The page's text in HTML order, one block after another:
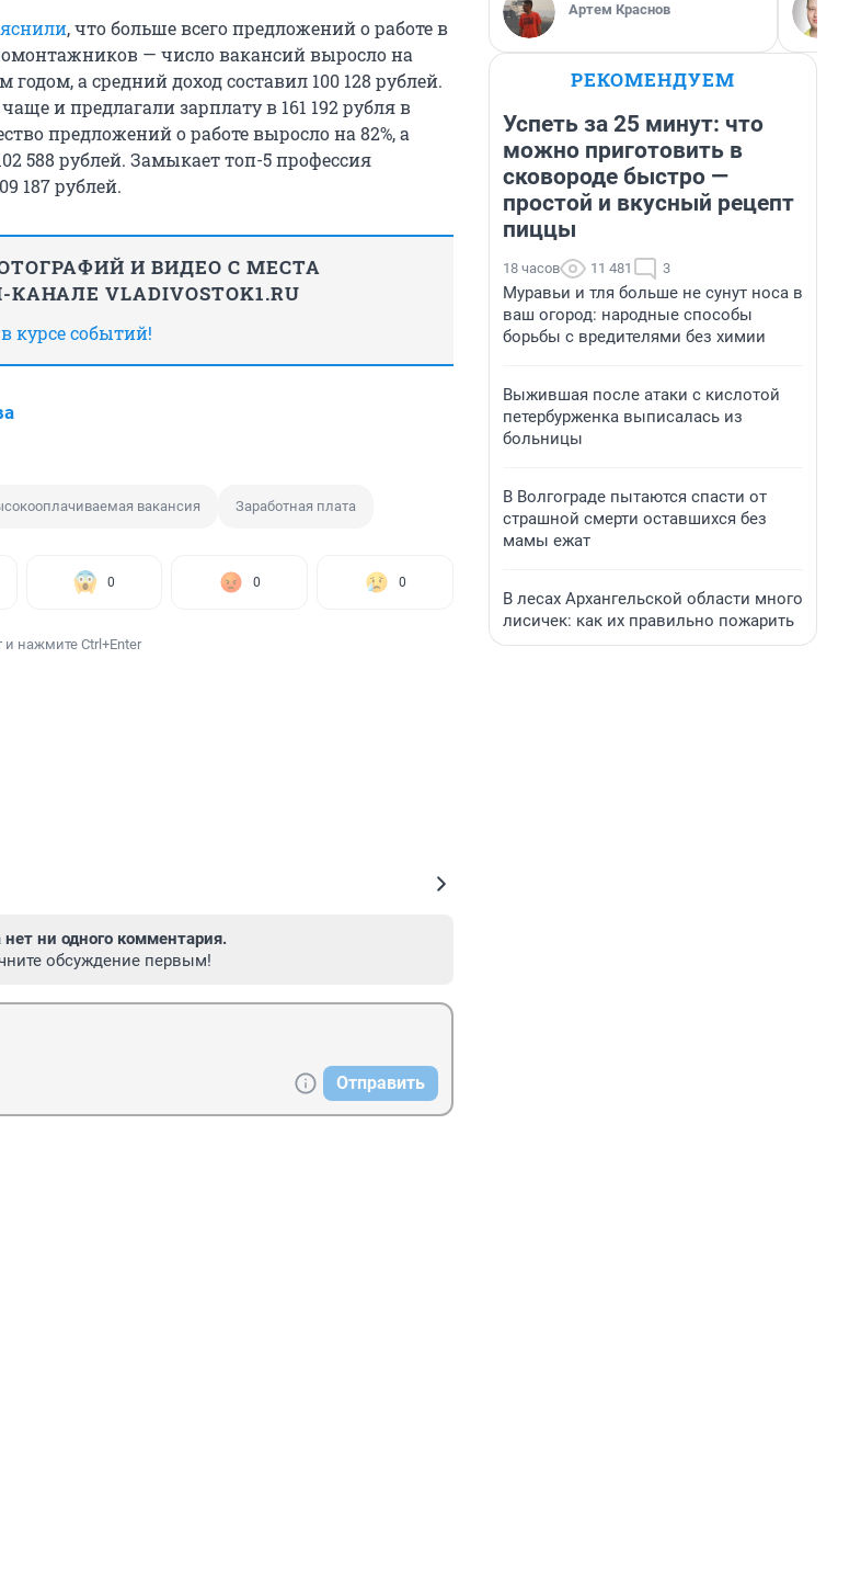
, что больше всего предложений о работе в
— число вакансий выросло на
а средний доход составил 100 128 рублей.
и предлагали зарплату в 161 192 рубля в
предложений о работе выросло на 82%, а
588 рублей. Замыкает топ-5 профессия
187 рублей.
И ВИДЕО С МЕСТА
VLADIVOSTOK1.RU
курсе событий!
вакансия Заработная плата
0 0 0
нажмите Ctrl+Enter
нет ни одного комментария.
обсуждение первым!
Отправить
Артем Краснов
РЕКОМЕНДУЕМ
Успеть за 25 минут: что
можно приготовить в
сковороде быстро —
простой и вкусный рецепт
пиццы
18 часов 11 481 3
Муравьи и тля больше не сунут носа в
ваш огород: народные способы
борьбы с вредителями без химии
Выжившая после атаки с кислотой
петербурженка выписалась из
больницы
В Волгограде пытаются спасти от
страшной смерти оставшихся без
мамы ежат
В лесах Архангельской области много
лисичек: как их правильно пожарить